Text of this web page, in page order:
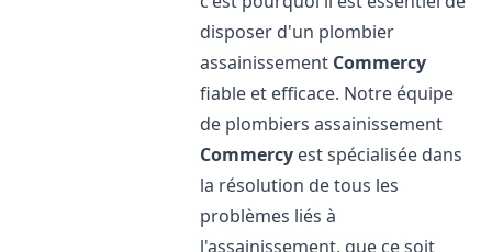
disposer d'un plombier
assainissement Commercy
fiable et efficace. Notre équipe
de plombiers assainissement
Commercy est spécialisée dans
la résolution de tous les
problèmes liés à
l'assainissement, que ce soit